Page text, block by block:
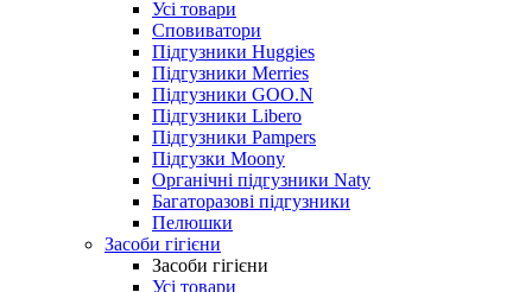
Усі товари
Сповиватори
Підгузники Huggies
Підгузники Merries
Підгузники GOO.N
Підгузники Libero
Підгузники Pampers
Підгузки Moony
Органічні підгузники Naty
Багаторазові підгузники
Пелюшки
Засоби гігієни
Засоби гігієни
Усі товари